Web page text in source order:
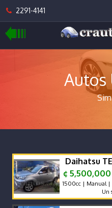
2291-4141
Autos
Daihatsu
¢ 5,500,000
1500cc | Manual |
Un